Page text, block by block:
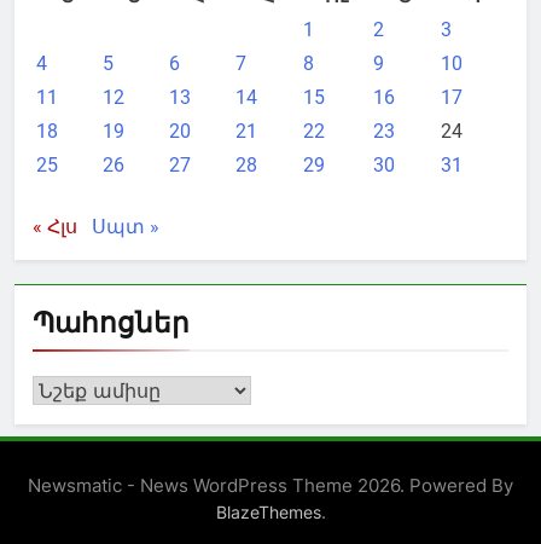
1
2
3
4
5 6 7 8 9
10
11
12 13 14 15 16
17
18
19 20 21 22 23
24
25
26 27 28 29 30 31
« Հլս Սպտ »
Պահոցներ
Պահոցներ
Newsmatic - News WordPress Theme 2026. Powered By
BlazeThemes.